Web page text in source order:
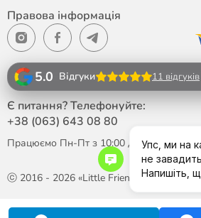
Правова інформація
ⓒ 2016 - 2026 «Little Friend»
5.0 Відгуки 11 відгуків
Є питання? Телефонуйте:
+38 (063) 643 08 80
Працюємо Пн-Пт з 10:00 до 18:00